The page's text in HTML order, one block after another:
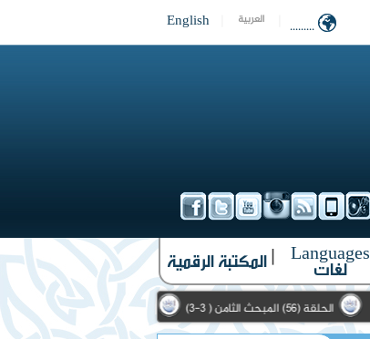
English العربية .........
Languages
لغات |المكتبة الرقمية
الحلقة (56) المبحث الثامن ( 3-3) الحلقة (10) الأمثال الواردة في حديث الحارث الأشعري (1-3)